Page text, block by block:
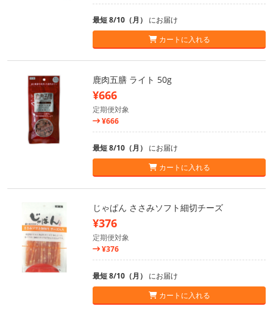
最短 8/10（月） にお届け
カートに入れる
鹿肉五膳 ライト 50g
¥666
定期便対象
¥666
最短 8/10（月） にお届け
カートに入れる
じゃぱん ささみソフト細切チーズ
¥376
定期便対象
¥376
最短 8/10（月） にお届け
カートに入れる